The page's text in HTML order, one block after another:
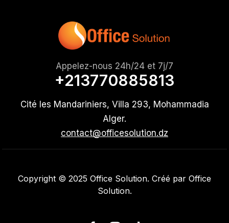
Appelez-nous 24h/24 et 7j/7
+213770885813
Cité les Mandariniers, Villa 293, Mohammadia
Alger.
contact@officesolution.dz
Copyright © 2025 Office Solution. Créé par Office
Solution.